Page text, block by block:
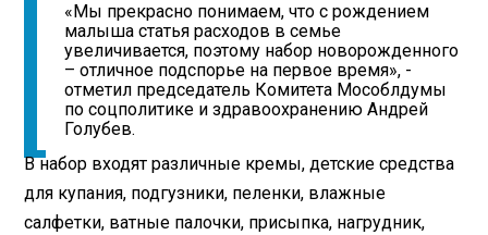
«Мы прекрасно понимаем, что с рождением
малыша статья расходов в семье
увеличивается, поэтому набор новорожденного
– отличное подспорье на первое время», -
отметил председатель Комитета Мособлдумы
по соцполитике и здравоохранению Андрей
Голубев.
В набор входят различные кремы, детские средства
для купания, подгузники, пеленки, влажные
салфетки, ватные палочки, присыпка, нагрудник,